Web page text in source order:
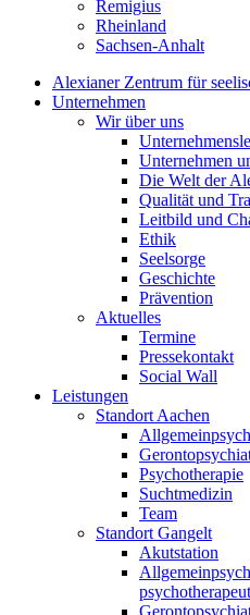
Remigius
Rheinland
Sachsen-Anhalt
Alexianer Zentrum für
Unternehmen
Wir über uns
Unternehmen
Die Welt der
Qualität und
Leitbild und
Ethik
Seelsorge
Geschichte
Prävention
Aktuelles
Termine
Pressekontakt
Social Wall
Leistungen
Standort Aachen
Psychotherapie
Suchtmedizin
Team
Standort Gangelt
Akutstation